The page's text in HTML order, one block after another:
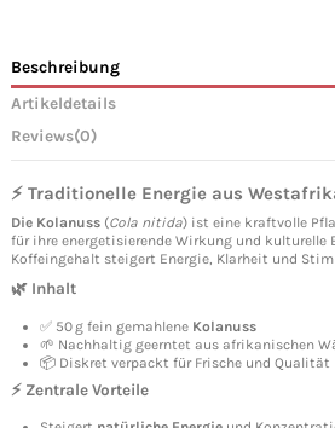
Beschreibung
Artikeldetails
Reviews(0)
⚡ Traditionelle Energie aus
Die Kolanuss (Cola nitida) ist eine kraftvolle
für ihre energetisierende Wirkung und kulturelle
Koffeingehalt steigert Energie, Klarheit und
🌿 Inhalt
✅ 50 g fein gemahlene Kolanuss
🌱 Nachhaltig geerntet aus afrikanischen
📦 Diskret verpackt für Frische und Qualität
⚡ Zentrale Vorteile